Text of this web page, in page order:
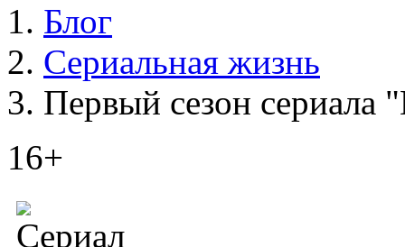
Блог
Сериальная жизнь
Первый сезон сериала
16+